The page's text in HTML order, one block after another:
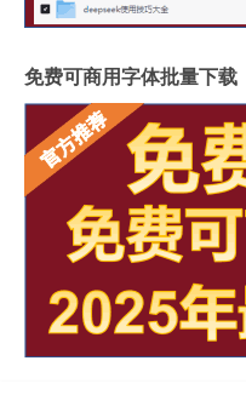
免费可商用字体批量下载